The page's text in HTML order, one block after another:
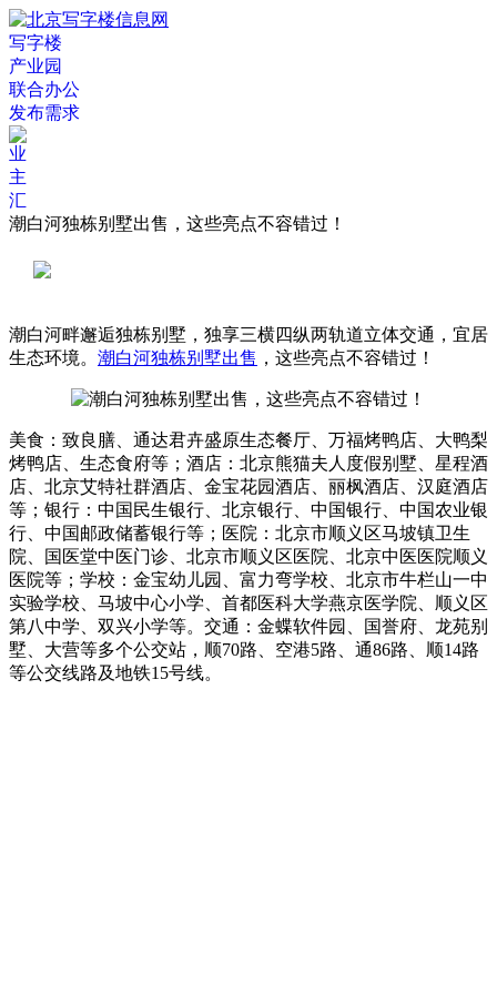
写字楼
产业园
联合办公
发布需求
潮白河独栋别墅出售，这些亮点不容错过！
潮白河畔邂逅独栋别墅，独享三横四纵两轨道立体交通，宜居
生态环境。 潮白河独栋别墅出售 ，这些亮点不容错过！
美食：致良膳、通达君卉盛原生态餐厅、万福烤鸭店、大鸭梨
烤鸭店、生态食府等；酒店：北京熊猫夫人度假别墅、星程酒
店、北京艾特社群酒店、金宝花园酒店、丽枫酒店、汉庭酒店
等；银行：中国民生银行、北京银行、中国银行、中国农业银
行、中国邮政储蓄银行等；医院：北京市顺义区马坡镇卫生
院、国医堂中医门诊、北京市顺义区医院、北京中医医院顺义
医院等；学校：金宝幼儿园、富力弯学校、北京市牛栏山一中
实验学校、马坡中心小学、首都医科大学燕京医学院、顺义区
第八中学、双兴小学等。交通：金蝶软件园、国誉府、龙苑别
墅、大营等多个公交站，顺70路、空港5路、通86路、顺14路
等公交线路及地铁15号线。